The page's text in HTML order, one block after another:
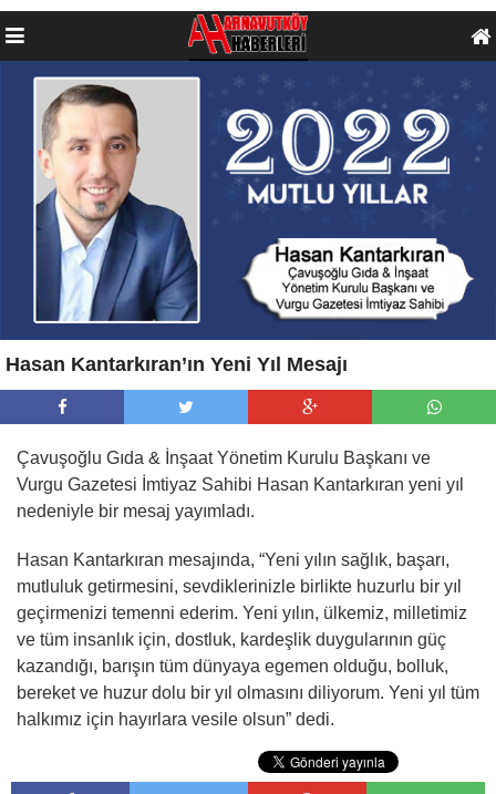
Hasan Kantarkıran’ın Yeni Yıl Mesajı
Çavuşoğlu Gıda & İnşaat Yönetim Kurulu Başkanı ve
Vurgu Gazetesi İmtiyaz Sahibi Hasan Kantarkıran yeni yıl
nedeniyle bir mesaj yayımladı.
Hasan Kantarkıran mesajında, “Yeni yılın sağlık, başarı,
mutluluk getirmesini, sevdiklerinizle birlikte huzurlu bir yıl
geçirmenizi temenni ederim. Yeni yılın, ülkemiz, milletimiz
ve tüm insanlık için, dostluk, kardeşlik duygularının güç
kazandığı, barışın tüm dünyaya egemen olduğu, bolluk,
bereket ve huzur dolu bir yıl olmasını diliyorum. Yeni yıl tüm
halkımız için hayırlara vesile olsun” dedi.